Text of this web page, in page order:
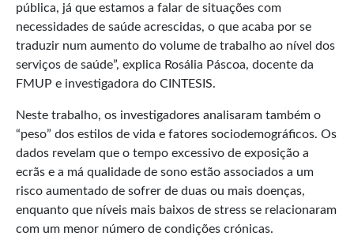
pública, já que estamos a falar de situações com
necessidades de saúde acrescidas, o que acaba por se
traduzir num aumento do volume de trabalho ao nível dos
serviços de saúde”, explica Rosália Páscoa, docente da
FMUP e investigadora do CINTESIS.
Neste trabalho, os investigadores analisaram também o
“peso” dos estilos de vida e fatores sociodemográficos. Os
dados revelam que o tempo excessivo de exposição a
ecrãs e a má qualidade de sono estão associados a um
risco aumentado de sofrer de duas ou mais doenças,
enquanto que níveis mais baixos de stress se relacionaram
com um menor número de condições crónicas.